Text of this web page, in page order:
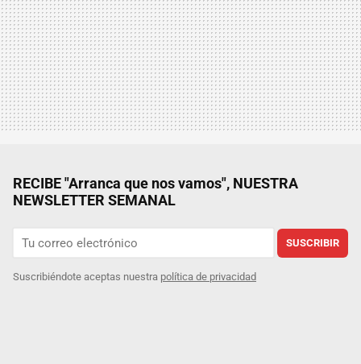
RECIBE "Arranca que nos vamos", NUESTRA
NEWSLETTER SEMANAL
SUSCRIBIR
Suscribiéndote aceptas nuestra política de privacidad